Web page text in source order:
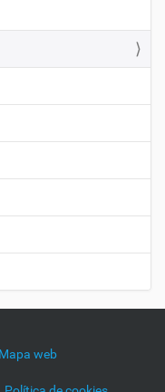
Mapa web